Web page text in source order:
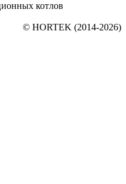
котлов
© HORTEK (2014‑2026)